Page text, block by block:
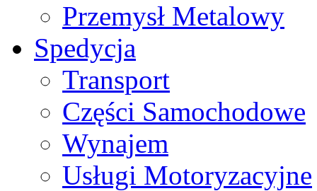
Przemysł Metalowy
Spedycja
Transport
Części Samochodowe
Wynajem
Usługi Motoryzacyjne